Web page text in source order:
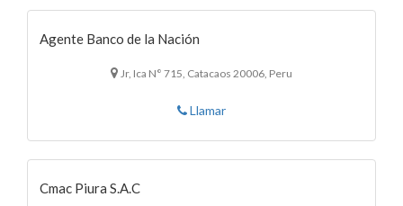
Agente Banco de la Nación
Jr, Ica N° 715, Catacaos 20006, Peru
Llamar
Cmac Piura S.A.C